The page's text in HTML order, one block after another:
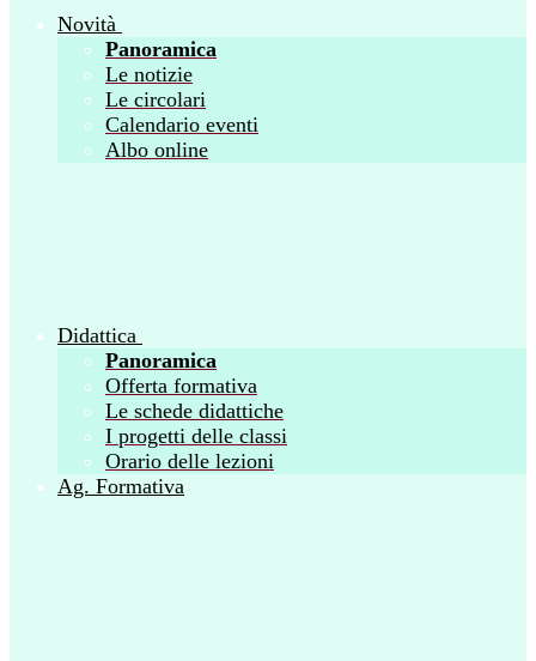
Novità
Panoramica
Le notizie
Le circolari
Calendario eventi
Albo online
Didattica
Panoramica
Offerta formativa
Le schede didattiche
I progetti delle classi
Orario delle lezioni
Ag. Formativa